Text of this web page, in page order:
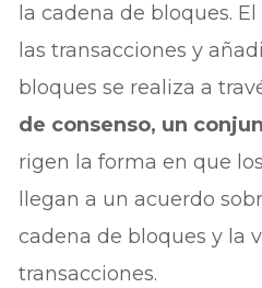
la cadena de bloques.
las transacciones y
bloques se realiza a
de consenso, un
rigen la forma en que
llegan a un acuerdo
cadena de bloques y la
transacciones.